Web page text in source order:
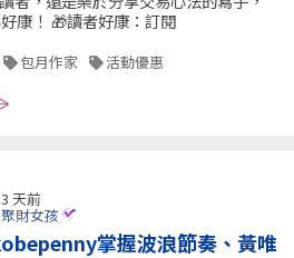
康！ 🎁讀者好康：訂閱
包月作家 活動優惠
天前
財女孩
掌握波浪節奏、黃唯